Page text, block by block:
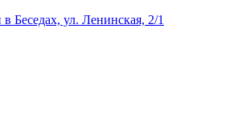
Беседах, ул. Ленинская, 2/1